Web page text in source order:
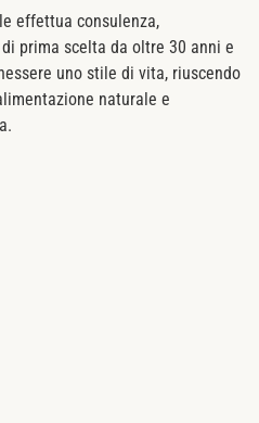
effettua consulenza,
prima scelta da oltre 30 anni e
uno stile di vita, riuscendo
naturale e